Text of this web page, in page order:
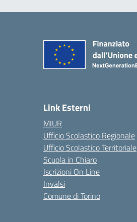
Link Esterni
MIUR
Ufficio Scolastico Regionale
Ufficio Scolastico Territoriale
Scuola in Chiaro
Iscrizioni On Line
Invalsi
Comune di Torino